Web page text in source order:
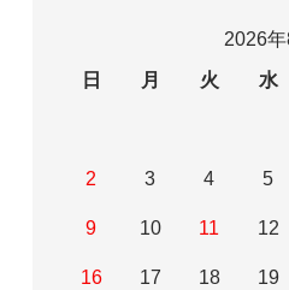
2026年
日
月 火 水
2 3 4 5
9 10 11 12
16 17 18 19